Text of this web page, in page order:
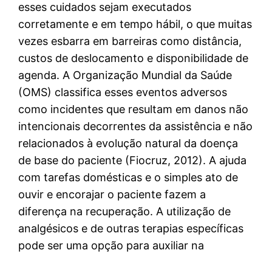
esses cuidados sejam executados
corretamente e em tempo hábil, o que muitas
vezes esbarra em barreiras como distância,
custos de deslocamento e disponibilidade de
agenda. A Organização Mundial da Saúde
(OMS) classifica esses eventos adversos
como incidentes que resultam em danos não
intencionais decorrentes da assistência e não
relacionados à evolução natural da doença
de base do paciente (Fiocruz, 2012). A ajuda
com tarefas domésticas e o simples ato de
ouvir e encorajar o paciente fazem a
diferença na recuperação. A utilização de
analgésicos e de outras terapias específicas
pode ser uma opção para auxiliar na